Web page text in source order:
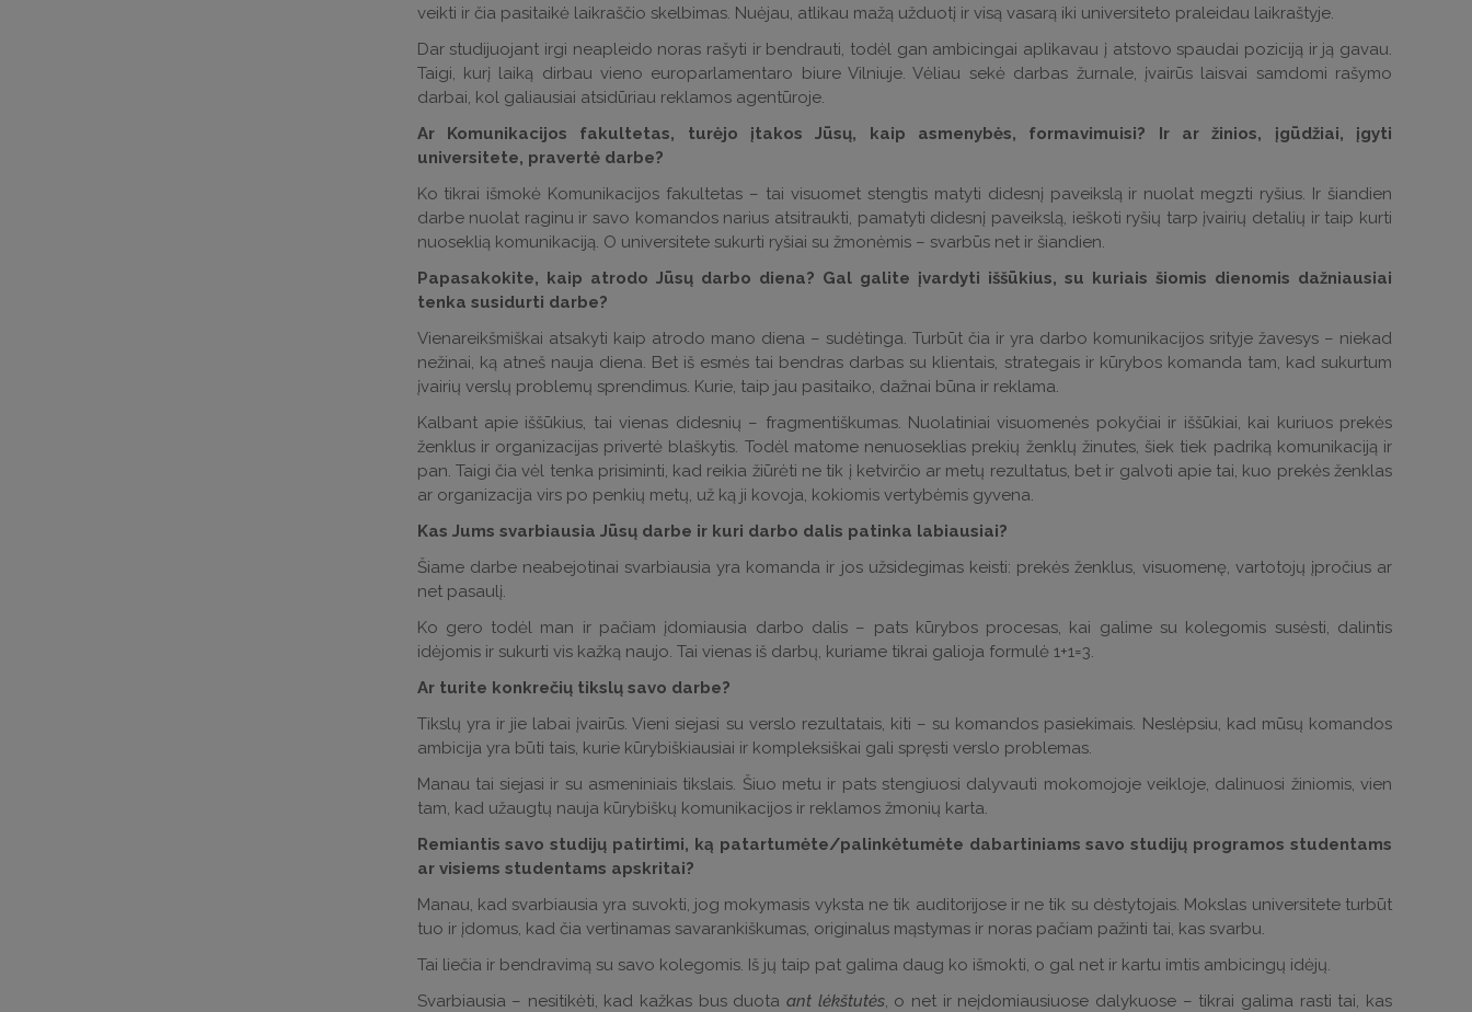
veikti ir čia pasitaikė laikraščio skelbimas. Nuėjau, atlikau mažą užduotį ir visą vasarą iki universiteto praleidau laikraštyje.
Dar studijuojant irgi neapleido noras rašyti ir bendrauti, todėl gan ambicingai aplikavau į atstovo spaudai poziciją ir ją gavau.
Taigi, kurį laiką dirbau vieno europarlamentaro biure Vilniuje. Vėliau sekė darbas žurnale, įvairūs laisvai samdomi rašymo
darbai, kol galiausiai atsidūriau reklamos agentūroje.
Ar Komunikacijos fakultetas, turėjo įtakos Jūsų, kaip asmenybės, formavimuisi? Ir ar žinios, įgūdžiai, įgyti
universitete, pravertė darbe?
Ko tikrai išmokė Komunikacijos fakultetas – tai visuomet stengtis matyti didesnį paveikslą ir nuolat megzti ryšius. Ir šiandien
darbe nuolat raginu ir savo komandos narius atsitraukti, pamatyti didesnį paveikslą, ieškoti ryšių tarp įvairių detalių ir taip kurti
nuoseklią komunikaciją. O universitete sukurti ryšiai su žmonėmis – svarbūs net ir šiandien.
Papasakokite, kaip atrodo Jūsų darbo diena? Gal galite įvardyti iššūkius, su kuriais šiomis dienomis dažniausiai
tenka susidurti darbe?
Vienareikšmiškai atsakyti kaip atrodo mano diena – sudėtinga. Turbūt čia ir yra darbo komunikacijos srityje žavesys – niekad
nežinai, ką atneš nauja diena. Bet iš esmės tai bendras darbas su klientais, strategais ir kūrybos komanda tam, kad sukurtum
įvairių verslų problemų sprendimus. Kurie, taip jau pasitaiko, dažnai būna ir reklama.
Kalbant apie iššūkius, tai vienas didesnių – fragmentiškumas. Nuolatiniai visuomenės pokyčiai ir iššūkiai, kai kuriuos prekės
ženklus ir organizacijas privertė blaškytis. Todėl matome nenuoseklias prekių ženklų žinutes, šiek tiek padriką komunikaciją ir
pan. Taigi čia vėl tenka prisiminti, kad reikia žiūrėti ne tik į ketvirčio ar metų rezultatus, bet ir galvoti apie tai, kuo prekės ženklas
ar organizacija virs po penkių metų, už ką ji kovoja, kokiomis vertybėmis gyvena.
Kas Jums svarbiausia Jūsų darbe ir kuri darbo dalis patinka labiausiai?
Šiame darbe neabejotinai svarbiausia yra komanda ir jos užsidegimas keisti: prekės ženklus, visuomenę, vartotojų įpročius ar
net pasaulį.
Ko gero todėl man ir pačiam įdomiausia darbo dalis – pats kūrybos procesas, kai galime su kolegomis susėsti, dalintis
idėjomis ir sukurti vis kažką naujo. Tai vienas iš darbų, kuriame tikrai galioja formulė 1+1=3.
Ar turite konkrečių tikslų savo darbe?
Tikslų yra ir jie labai įvairūs. Vieni siejasi su verslo rezultatais, kiti – su komandos pasiekimais. Neslėpsiu, kad mūsų komandos
ambicija yra būti tais, kurie kūrybiškiausiai ir kompleksiškai gali spręsti verslo problemas.
Manau tai siejasi ir su asmeniniais tikslais. Šiuo metu ir pats stengiuosi dalyvauti mokomojoje veikloje, dalinuosi žiniomis, vien
tam, kad užaugtų nauja kūrybiškų komunikacijos ir reklamos žmonių karta.
Remiantis savo studijų patirtimi, ką patartumėte/palinkėtumėte dabartiniams savo studijų programos studentams
ar visiems studentams apskritai?
Manau, kad svarbiausia yra suvokti, jog mokymasis vyksta ne tik auditorijose ir ne tik su dėstytojais. Mokslas universitete turbūt
tuo ir įdomus, kad čia vertinamas savarankiškumas, originalus mąstymas ir noras pačiam pažinti tai, kas svarbu.
Tai liečia ir bendravimą su savo kolegomis. Iš jų taip pat galima daug ko išmokti, o gal net ir kartu imtis ambicingų idėjų.
Svarbiausia – nesitikėti, kad kažkas bus duotaant lėkštutės, o net ir neįdomiausiuose dalykuose – tikrai galima rasti tai, kas